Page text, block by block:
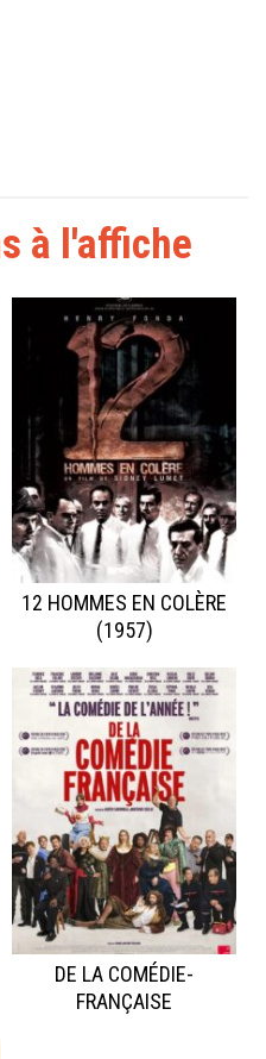
à l'affiche
12 HOMMES EN COLÈRE
(1957)
DE LA COMÉDIE-
FRANÇAISE